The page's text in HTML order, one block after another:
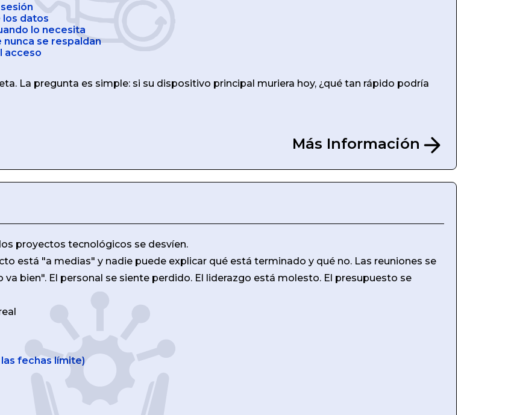
los datos
lo necesita
se respaldan
acceso
La pregunta es simple: si su dispositivo principal muriera hoy, ¿qué tan rápido podría
Más Información
proyectos tecnológicos se desvíen.
está "a medias" y nadie puede explicar qué está terminado y qué no. Las reuniones se
bien". El personal se siente perdido. El liderazgo está molesto. El presupuesto se
fechas límite)